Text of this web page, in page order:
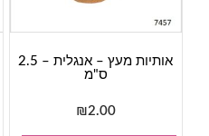
אותיות מעץ – אנגלית – 2.5
ס"מ
₪2.00